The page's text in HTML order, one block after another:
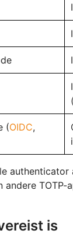
(OIDC,
andere TOTP-
is